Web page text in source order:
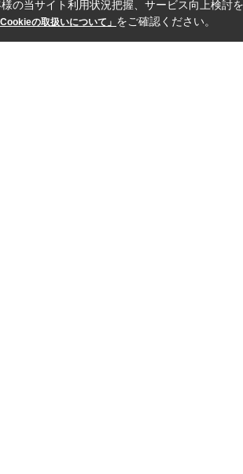
の当サイト利用状況把握、サービス向上検討
Cookieの取扱いについて」 をご確認ください。